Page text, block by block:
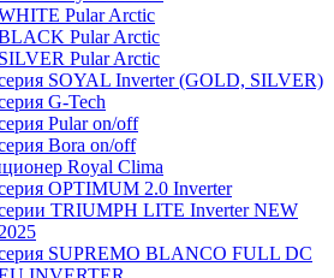
Pular Arctic
Pular Arctic
SILVER Pular Arctic
SOYAL Inverter (GOLD, SILVER)
G-Tech
Pular on/off
Bora on/off
Royal Clima
OPTIMUM 2.0 Inverter
TRIUMPH LITE Inverter NEW
2025
SUPREMO BLANCO FULL DC